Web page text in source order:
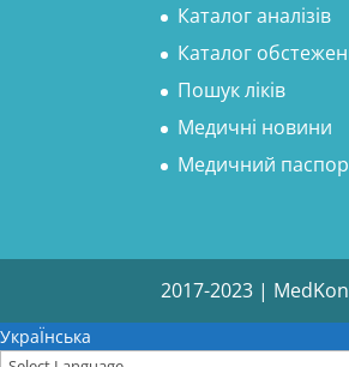
Каталог аналізів
Каталог
Пошук ліків
Медичні новини
Медичний
2017-2023 |
УкраЇнська